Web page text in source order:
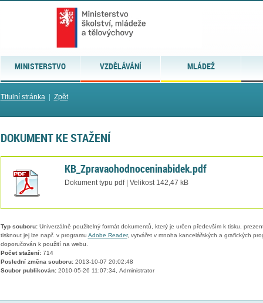
MINISTERSTVO VZDĚLÁVÁNÍ MLÁDEŽ
Titulní stránka| Zpět
DOKUMENT KE STAŽENÍ
KB_Zpravaohodnoceninabidek.pdf
Dokument typu pdf | Velikost 142,47 kB
Typ souboru:Univerzálně použitelný formát dokumentů, který je určen především k tisku,
tisknout jej lze např. v programu Adobe Reader, vytvářet v mnoha kancelářských a grafických
doporučován k použití na webu.
Počet stažení:714
Poslední změna souboru:2013-10-07 20:02:48
Soubor publikován:2010-05-26 11:07:34, Administrator